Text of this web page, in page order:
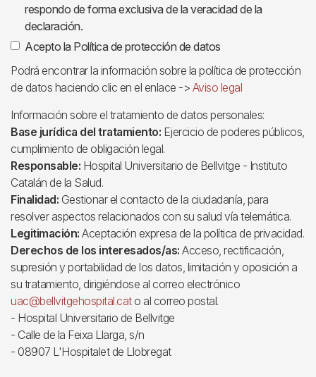
respondo de forma exclusiva de la veracidad de la
declaración.
Acepto la Política de protección de datos
Podrá encontrar la información sobre la política de protección
de datos haciendo clic en el enlace -> Aviso legal
Información sobre el tratamiento de datos personales:
Base jurídica del tratamiento: Ejercicio de poderes públicos,
cumplimiento de obligación legal.
Responsable: Hospital Universitario de Bellvitge - Instituto
Catalán de la Salud.
Finalidad: Gestionar el contacto de la ciudadanía, para
resolver aspectos relacionados con su salud vía telemática.
Legitimación: Aceptación expresa de la política de privacidad.
Derechos de los interesados/as: Acceso, rectificación,
supresión y portabilidad de los datos, limitación y oposición a
su tratamiento, dirigiéndose al correo electrónico
uac@bellvitgehospital.cato al correo postal.
- Hospital Universitario de Bellvitge
- Calle de la Feixa Llarga, s/n
- 08907 L'Hospitalet de Llobregat